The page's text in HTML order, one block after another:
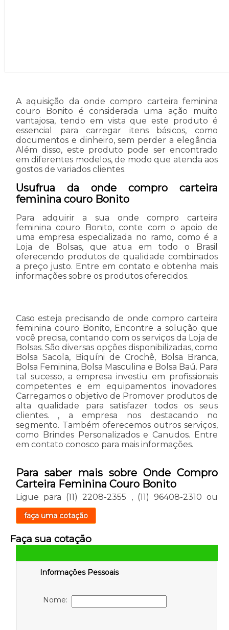
A aquisição da onde compro carteira feminina
couro Bonito é considerada uma ação muito
vantajosa, tendo em vista que este produto é
essencial para carregar itens básicos, como
documentos e dinheiro, sem perder a elegância.
Além disso, este produto pode ser encontrado
em diferentes modelos, de modo que atenda aos
gostos de variados clientes.
Usufrua da onde compro carteira
feminina couro Bonito
Para adquirir a sua onde compro carteira
feminina couro Bonito, conte com o apoio de
uma empresa especializada no ramo, como é a
Loja de Bolsas, que atua em todo o Brasil
oferecendo produtos de qualidade combinados
a preço justo. Entre em contato e obtenha mais
informações sobre os produtos oferecidos.
Caso esteja precisando de onde compro carteira
feminina couro Bonito, Encontre a solução que
você precisa, contando com os serviços da Loja de
Bolsas. São diversas opções disponibilizadas, como
Bolsa Sacola, Biquíni de Crochê, Bolsa Branca,
Bolsa Feminina, Bolsa Masculina e Bolsa Baú. Para
tal sucesso, a empresa investiu em profissionais
competentes e em equipamentos inovadores.
Carregamos o objetivo de Promover produtos de
alta qualidade para satisfazer todos os seus
clientes. , a empresa nos destacando no
segmento. Também oferecemos outros serviços,
como Brindes Personalizados e Canudos. Entre
em contato conosco para mais informações.
Para saber mais sobre Onde Compro
Carteira Feminina Couro Bonito
Ligue para (11) 2208-2355 , (11) 96408-2310 ou
faça uma cotação
Faça sua cotação
Informações Pessoais
Nome: